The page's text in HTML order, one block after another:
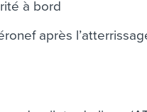
à bord
après